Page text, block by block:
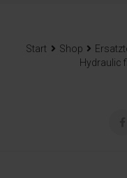
Start Shop
Hydraulic